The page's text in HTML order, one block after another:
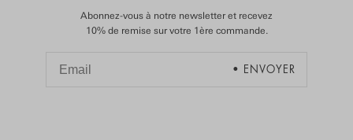
Abonnez-vous à notre newsletter et recevez
10% de remise sur votre 1ère commande.